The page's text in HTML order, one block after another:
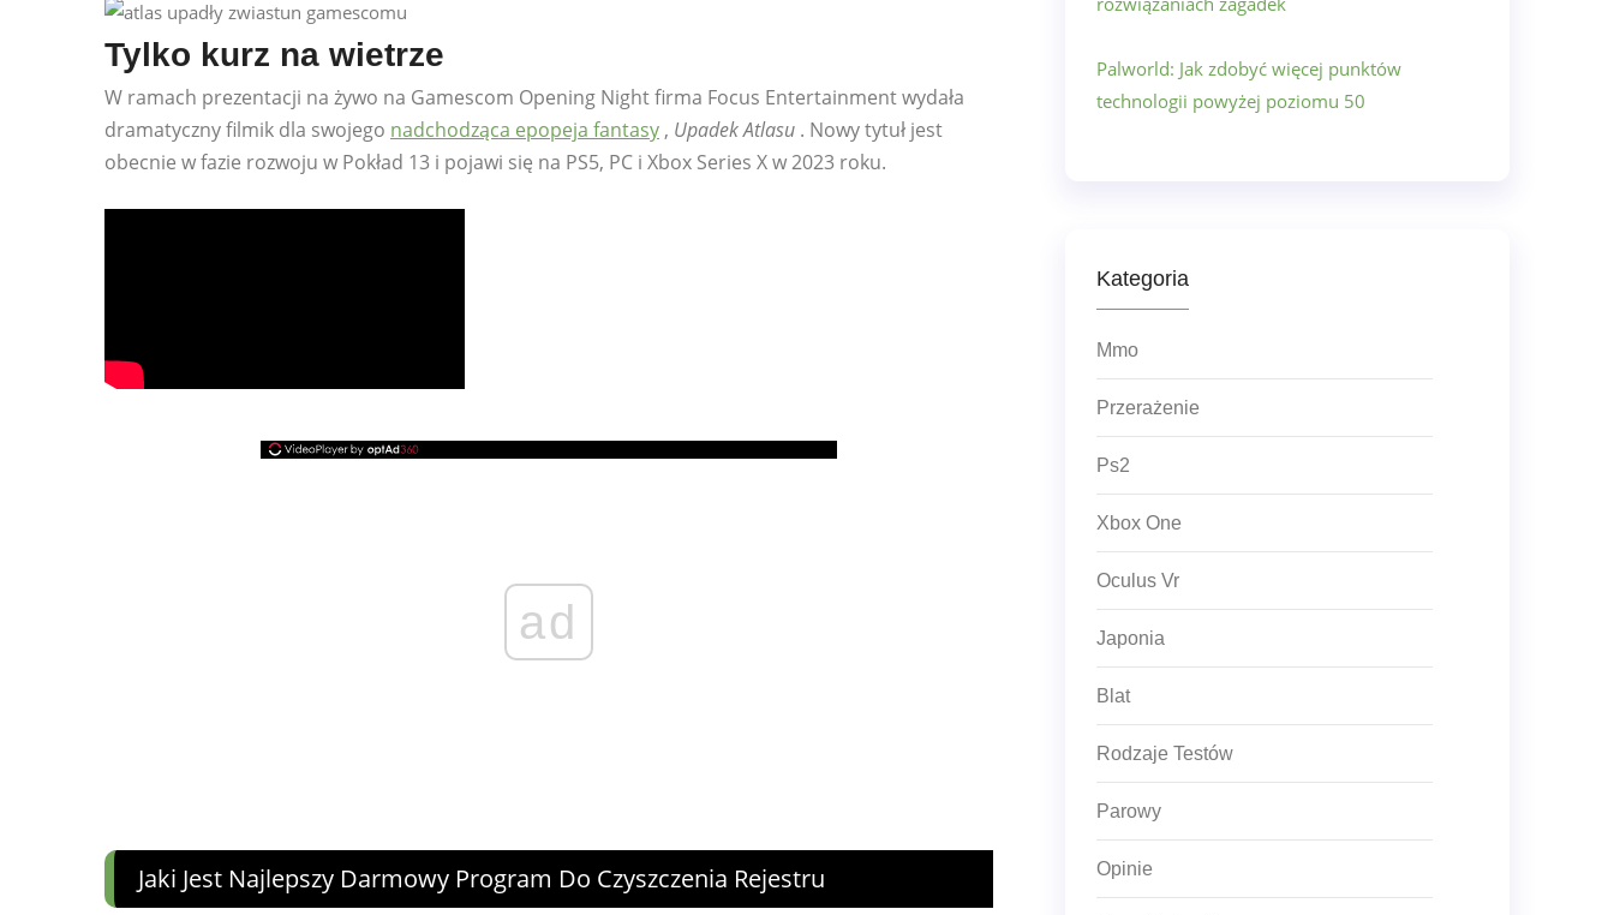
Tylko kurz na wietrze
W ramach prezentacji na żywo na Gamescom Opening Night firma Focus Entertainment wydała
dramatyczny filmik dla swojego nadchodząca epopeja fantasy , Upadek Atlasu . Nowy tytuł jest
obecnie w fazie rozwoju w Pokład 13 i pojawi się na PS5, PC i Xbox Series X w 2023 roku.
ad
Jaki Jest Najlepszy Darmowy Program Do Czyszczenia Rejestru
Palworld: Jak zdobyć więcej punktów
technologii powyżej poziomu 50
Kategoria
Mmo
Przerażenie
Ps2
Xbox One
Oculus Vr
Japonia
Blat
Rodzaje Testów
Parowy
Opinie